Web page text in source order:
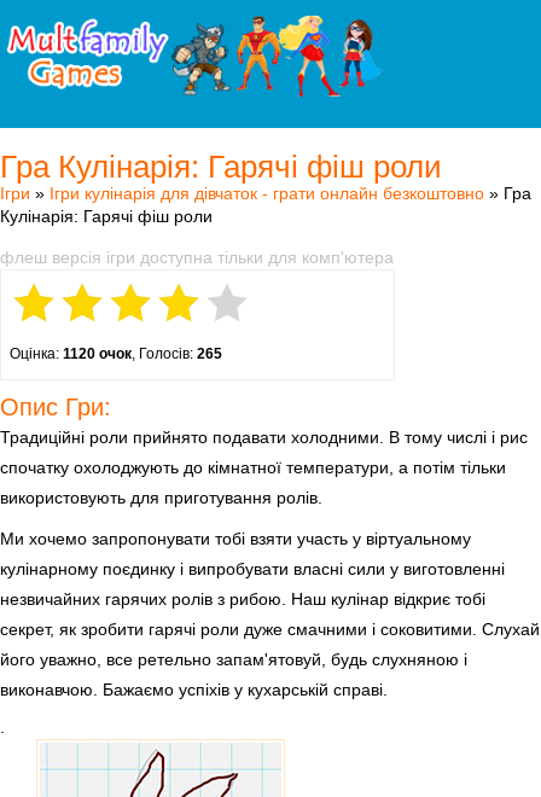
Гра Кулінарія: Гарячі фіш роли
Ігри » Ігри кулінарія для дівчаток - грати онлайн безкоштовно » Гра
Кулінарія: Гарячі фіш роли
флеш версія ігри доступна тільки для комп'ютера
Оцінка: 1120 очок, Голосів: 265
Опис Гри:
Традиційні роли прийнято подавати холодними. В тому числі і рис
спочатку охолоджують до кімнатної температури, а потім тільки
використовують для приготування ролів.
Ми хочемо запропонувати тобі взяти участь у віртуальному
кулінарному поєдинку і випробувати власні сили у виготовленні
незвичайних гарячих ролів з рибою. Наш кулінар відкриє тобі
секрет, як зробити гарячі роли дуже смачними і соковитими. Слухай
його уважно, все ретельно запам'ятовуй, будь слухняною і
виконавчою. Бажаємо успіхів у кухарській справі.